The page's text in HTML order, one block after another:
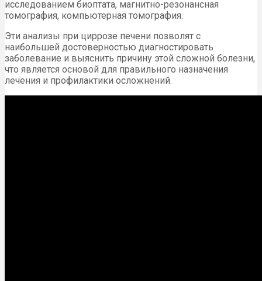
исследованием биоптата, магнитно-резонансная
томография, компьютерная томография.
Эти анализы при циррозе печени позволят с
наибольшей достоверностью диагностировать
заболевание и выяснить причину этой сложной болезни,
что является основой для правильного назначения
лечения и профилактики осложнений.